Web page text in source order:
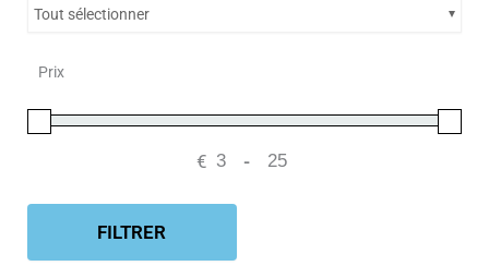
Tout sélectionner
Prix
€ Minimum Price
-Maximum Price
FILTRER